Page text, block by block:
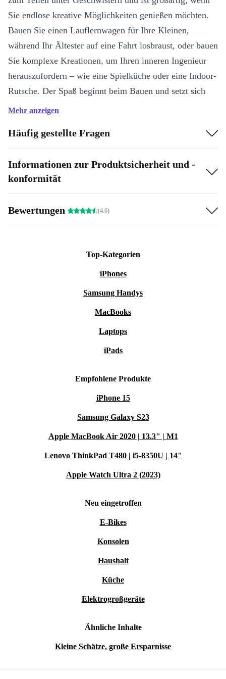
Sie endlose kreative Möglichkeiten genießen möchten.
Bauen Sie einen Lauflernwagen für Ihre Kleinen,
während Ihr Ältester auf eine Fahrt losbraust, oder bauen
Sie komplexe Kreationen, um Ihren inneren Ingenieur
herauszufordern – wie eine Spielküche oder eine Indoor-
Rutsche. Der Spaß beginnt beim Bauen und setzt sich
über Jahre hinweg fort.
Was bedeutet “refurbished”?
Rückläufer aus Vermietungsverträgen, Testprodukte von
Die Artikel werden von Expert:innen vollständig
Alle Modu Dreamer Set-Produkte kommen mindestens
jährigen Garantie vom jeweiligen Händler.
Mehr anzeigen
Häufig gestellte Fragen
Informationen zur Produktsicherheit und -
konformität
Bewertungen (4.6)
Top-Kategorien
iPhones
Samsung Handys
MacBooks
Laptops
iPads
Empfohlene Produkte
iPhone 15
Samsung Galaxy S23
Apple MacBook Air 2020 | 13.3" | M1
Lenovo ThinkPad T480 | i5-8350U | 14"
Apple Watch Ultra 2 (2023)
Neu eingetroffen
E-Bikes
Konsolen
Haushalt
Küche
Elektrogroßgeräte
Ähnliche Inhalte
Kleine Schätze, große Ersparnisse